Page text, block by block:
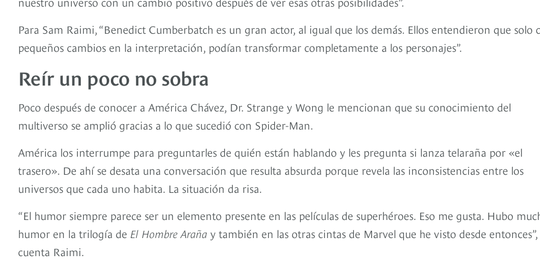
Para Sam Raimi, “Benedict Cumberbatch es un gran actor, al igual que los demás. Ellos entendieron que solo
pequeños cambios en la interpretación, podían transformar completamente a los personajes”.
Reír un poco no sobra
Poco después de conocer a América Chávez, Dr. Strange y Wong le mencionan que su conocimiento del
multiverso se amplió gracias a lo que sucedió con Spider-Man.
América los interrumpe para preguntarles de quién están hablando y les pregunta si lanza telaraña por «el
trasero». De ahí se desata una conversación que resulta absurda porque revela las inconsistencias entre los
universos que cada uno habita. La situación da risa.
“El humor siempre parece ser un elemento presente en las películas de superhéroes. Eso me gusta. Hubo
humor en la trilogía de El Hombre Araña y también en las otras cintas de Marvel que he visto desde entonces”,
cuenta Raimi.